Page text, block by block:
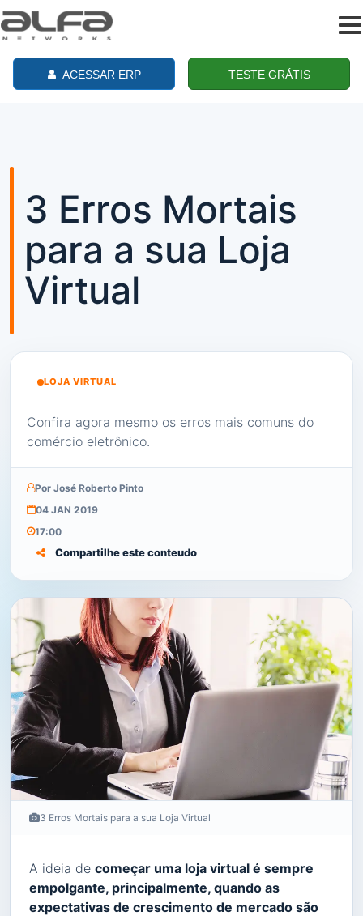
ACESSAR ERP TESTE GRÁTIS
3 Erros Mortais
para a sua Loja
Virtual
LOJA VIRTUAL
Confira agora mesmo os erros mais comuns do
comércio eletrônico.
Por José Roberto Pinto
04 JAN 2019
17:00
Compartilhe este conteudo
3 Erros Mortais para a sua Loja Virtual
A ideia de começar uma loja virtual é sempre
empolgante, principalmente, quando as
expectativas de crescimento de mercado são